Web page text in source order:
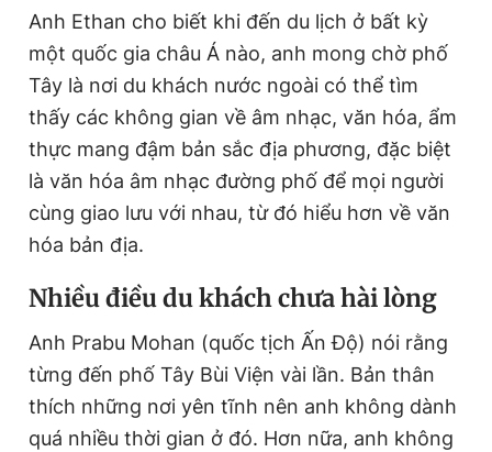
Anh Ethan cho biết khi đến du lịch ở bất kỳ
một quốc gia châu Á nào, anh mong chờ phố
Tây là nơi du khách nước ngoài có thể tìm
thấy các không gian về âm nhạc, văn hóa, ẩm
thực mang đậm bản sắc địa phương, đặc biệt
là văn hóa âm nhạc đường phố để mọi người
cùng giao lưu với nhau, từ đó hiểu hơn về văn
hóa bản địa.
Nhiều điều du khách chưa hài lòng
Anh Prabu Mohan (quốc tịch Ấn Độ) nói rằng
từng đến phố Tây Bùi Viện vài lần. Bản thân
thích những nơi yên tĩnh nên anh không dành
quá nhiều thời gian ở đó. Hơn nữa, anh không